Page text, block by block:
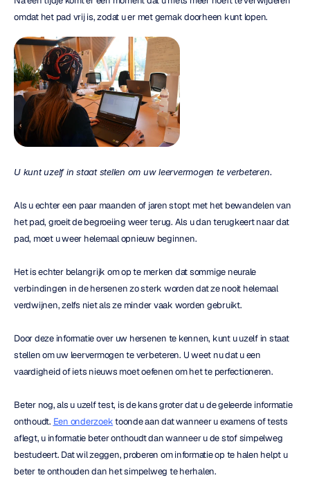
omdat het pad vrij is, zodat u er met gemak doorheen kunt lopen.
U kunt uzelf in staat stellen om uw leervermogen te verbeteren.
Als u echter een paar maanden of jaren stopt met het bewandelen van
het pad, groeit de begroeiing weer terug. Als u dan terugkeert naar dat
pad, moet u weer helemaal opnieuw beginnen.
Het is echter belangrijk om op te merken dat sommige neurale
verbindingen in de hersenen zo sterk worden dat ze nooit helemaal
verdwijnen, zelfs niet als ze minder vaak worden gebruikt.
Door deze informatie over uw hersenen te kennen, kunt u uzelf in staat
stellen om uw leervermogen te verbeteren. U weet nu dat u een
vaardigheid of iets nieuws moet oefenen om het te perfectioneren.
Beter nog, als u uzelf test, is de kans groter dat u de geleerde informatie
onthoudt. Een onderzoek toonde aan dat wanneer u examens of tests
aflegt, u informatie beter onthoudt dan wanneer u de stof simpelweg
bestudeert. Dat wil zeggen, proberen om informatie op te halen helpt u
beter te onthouden dan het simpelweg te herhalen.